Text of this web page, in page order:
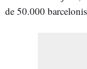
de 50.000